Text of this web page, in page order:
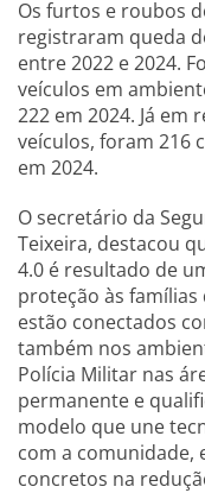
Os furtos e roubos
registraram queda
entre 2022 e 2024.
veículos em
222 em 2024. Já em
veículos, foram 216
em 2024.
O secretário da
Teixeira, destacou
4.0 é resultado de
proteção às
estão conectados
também nos
Polícia Militar nas
permanente e
modelo que une
com a comunidade,
concretos na